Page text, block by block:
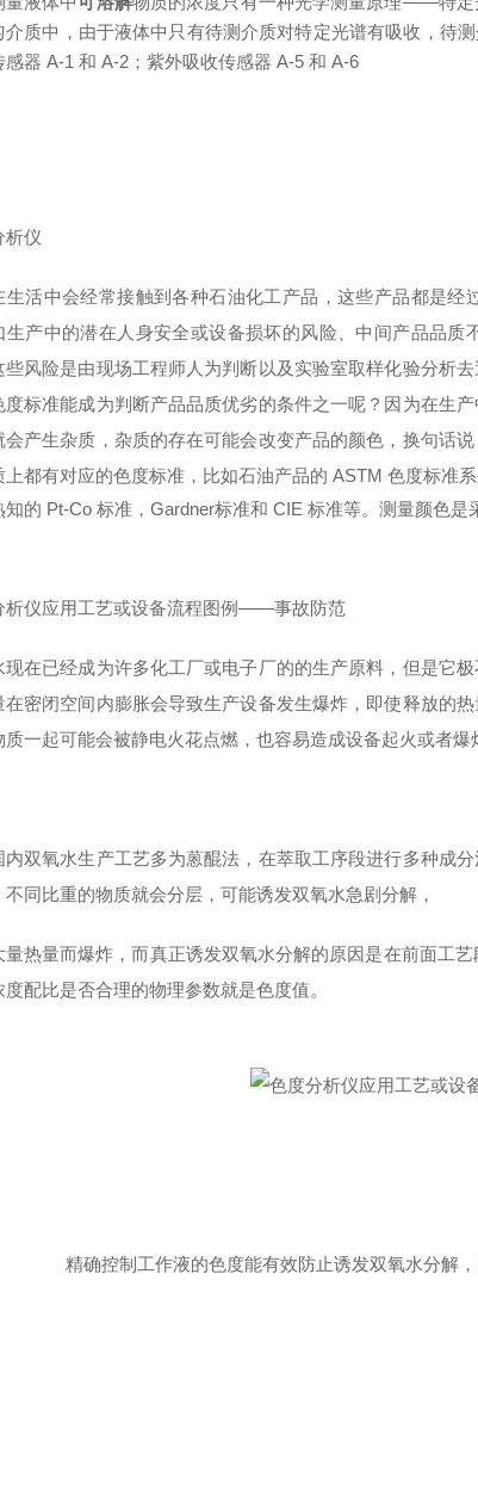
介质中，由于液体中只有待测介质对特定光谱有吸收，待
感器 A-1 和 A-2；紫外吸收传感器 A-5 和 A-6
析仪
生活中会经常接触到各种石油化工产品，这些产品都是
生产中的潜在人身安全或设备损坏的风险、中间产品品
些风险是由现场工程师人为判断以及实验室取样化验分析
度标准能成为判断产品品质优劣的条件之一呢？因为在生
会产生杂质，杂质的存在可能会改变产品的颜色，换句话
上都有对应的色度标准，比如石油产品的 ASTM 色度标准
知的 Pt-Co 标准，Gardner标准和 CIE 标准等。测量颜色是
析仪应用工艺或设备流程图例——事故防范
现在已经成为许多化工厂或电子厂的的生产原料，但是它
在密闭空间内膨胀会导致生产设备发生爆炸，即使释放的
质一起可能会被静电火花点燃，也容易造成设备起火或者爆
内双氧水生产工艺多为蒽醌法，在萃取工序段进行多种成
不同比重的物质就会分层，可能诱发双氧水急剧分解，
量热量而爆炸，而真正诱发双氧水分解的原因是在前面工
配比是否合理的物理参数就是色度值。
精确控制工作液的色度能有效防止诱发双氧水分解